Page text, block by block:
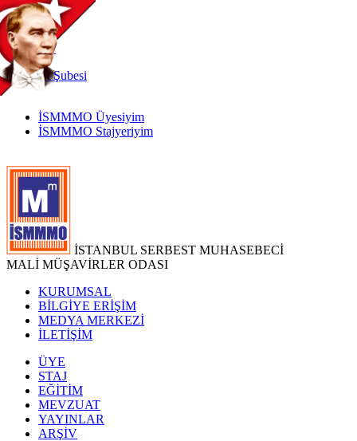
TR
|
EN
İnternetŞubesi
İSMMMO Üyesiyim
İSMMMO Stajyeriyim
İSTANBUL SERBEST MUHASEBECİ
MALİ MÜŞAVİRLER ODASI
KURUMSAL
BİLGİYE ERİŞİM
MEDYA MERKEZİ
İLETİŞİM
ÜYE
STAJ
EĞİTİM
MEVZUAT
YAYINLAR
ARŞİV